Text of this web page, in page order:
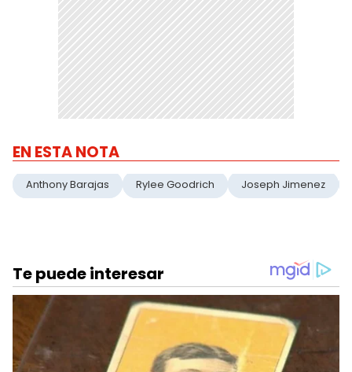
EN ESTA NOTA
Anthony Barajas Rylee Goodrich Joseph Jimenez